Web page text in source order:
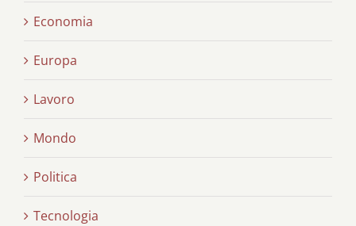
Economia
Europa
Lavoro
Mondo
Politica
Tecnologia